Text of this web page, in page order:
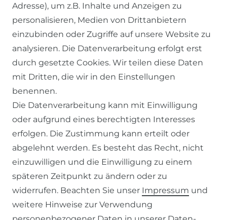
RECHTLICHES
AGB
WIDERRUFSRECHT
DATENSCHUTZERKLÄRUNG
IMPRESSUM
SERVICE
ZAHLUNG & VERSAND
KONTAKT
VERTRAG WIDERRUFEN
Adresse), um z.B. Inhalte und Anzeigen zu
personalisieren, Medien von Drittanbietern
einzubinden oder Zugriffe auf unsere Website zu
analysieren. Die Datenverarbeitung erfolgt erst
durch gesetzte Cookies. Wir teilen diese Daten
mit Dritten, die wir in den Einstellungen
benennen.
Die Datenverarbeitung kann mit Einwilligung
oder aufgrund eines berechtigten Interesses
erfolgen. Die Zustimmung kann erteilt oder
abgelehnt werden. Es besteht das Recht, nicht
einzuwilligen und die Einwilligung zu einem
späteren Zeitpunkt zu ändern oder zu
widerrufen. Beachten Sie unser Impressum und
weitere Hinweise zur Verwendung